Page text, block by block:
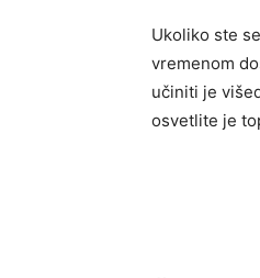
Ukoliko ste
vremenom
učiniti je
osvetlite je